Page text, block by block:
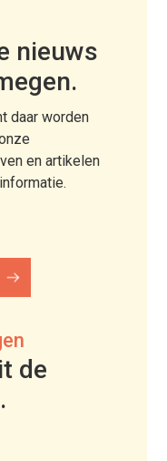
nieuws
daar worden
en artikelen
de